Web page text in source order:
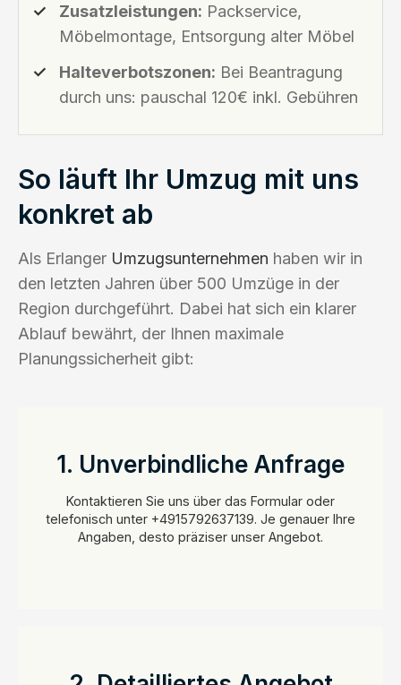
Zusatzleistungen: Packservice,
Möbelmontage, Entsorgung alter Möbel
Halteverbotszonen: Bei Beantragung
durch uns: pauschal 120€ inkl. Gebühren
So läuft Ihr Umzug mit uns
konkret ab
Als Erlanger Umzugsunternehmen haben wir in
den letzten Jahren über 500 Umzüge in der
Region durchgeführt. Dabei hat sich ein klarer
Ablauf bewährt, der Ihnen maximale
Planungssicherheit gibt:
1. Unverbindliche Anfrage
Kontaktieren Sie uns über das Formular oder
telefonisch unter +4915792637139. Je genauer Ihre
Angaben, desto präziser unser Angebot.